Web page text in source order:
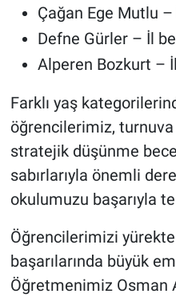
Çağan Ege Mutlu
Defne Gürler – İl
Alperen Bozkurt –
Farklı yaş
öğrencilerimiz,
stratejik düşünme
sabırlarıyla önemli
okulumuzu başarıyla
Öğrencilerimizi
başarılarında büyük
Öğretmenimiz Osman
Haberde İnsan